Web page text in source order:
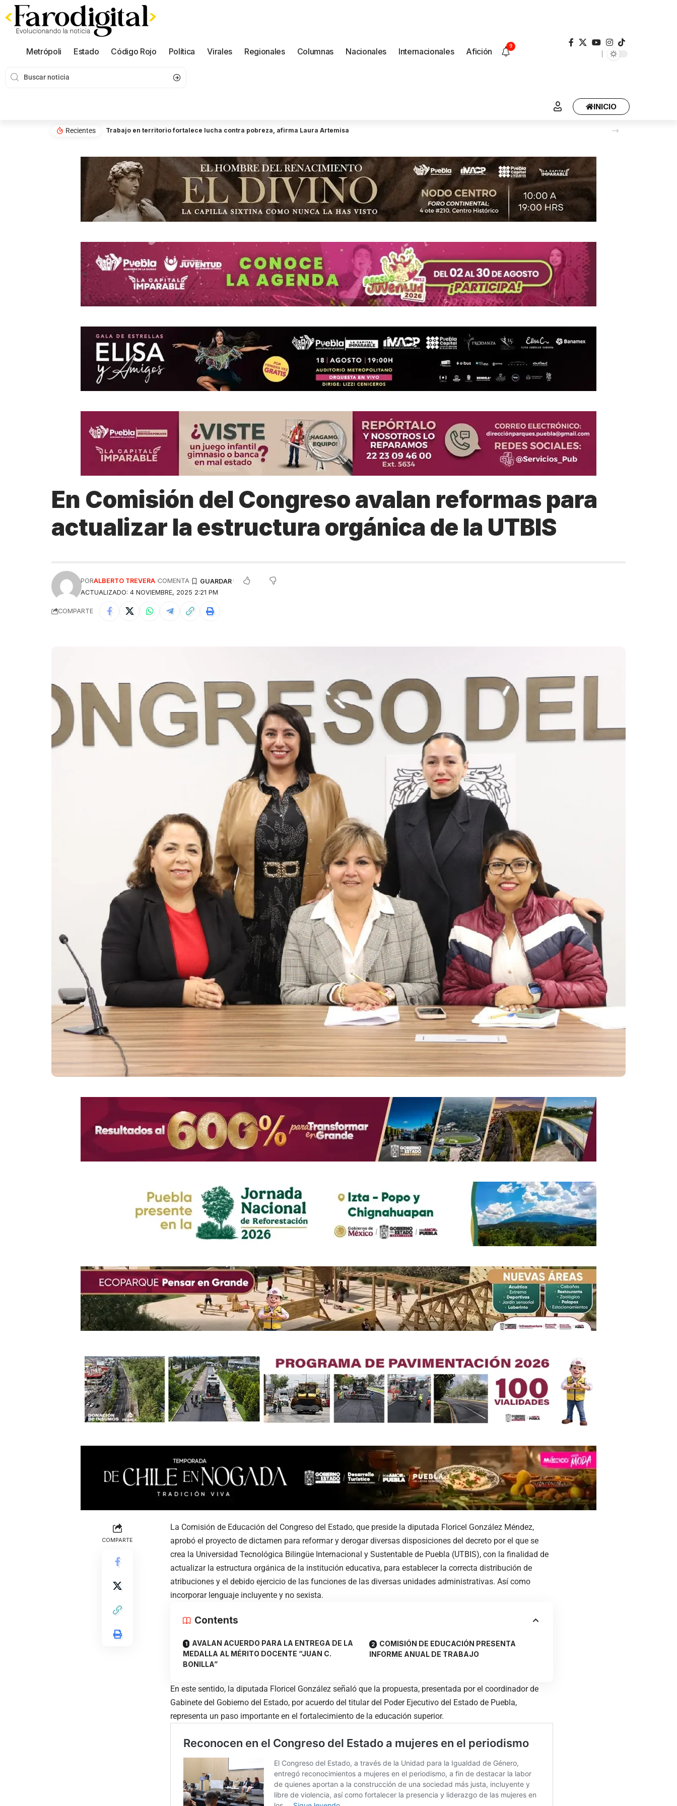
Metrópoli Estado Código Rojo Política Virales Regionales Columnas Nacionales Internacionales Afición
9
INICIO
Recientes Trabajo en territorio fortalece lucha contra pobreza, afirma Laura Artemisa
En Comisión del Congreso avalan reformas para
actualizar la estructura orgánica de la UTBIS
ACTUALIZADO: 4 NOVIEMBRE, 2025 2:21 PM
PORALBERTO TREVERA COMENTA
COMPARTE
COMPARTE
La Comisión de Educación del Congreso del Estado, que preside la diputada Floricel González Méndez,
aprobó el proyecto de dictamen para reformar y derogar diversas disposiciones del decreto por el que se
crea la Universidad Tecnológica Bilingüe Internacional y Sustentable de Puebla (UTBIS), con la finalidad de
actualizar la estructura orgánica de la institución educativa, para establecer la correcta distribución de
atribuciones y el debido ejercicio de las funciones de las diversas unidades administrativas. Así como
incorporar lenguaje incluyente y no sexista.
Contents
AVALAN ACUERDO PARA LA ENTREGA DE LA
MEDALLA AL MÉRITO DOCENTE “JUAN C.
BONILLA”
COMISIÓN DE EDUCACIÓN PRESENTA
INFORME ANUAL DE TRABAJO
En este sentido, la diputada Floricel González señaló que la propuesta, presentada por el coordinador de
Gabinete del Gobierno del Estado, por acuerdo del titular del Poder Ejecutivo del Estado de Puebla,
representa un paso importante en el fortalecimiento de la educación superior.